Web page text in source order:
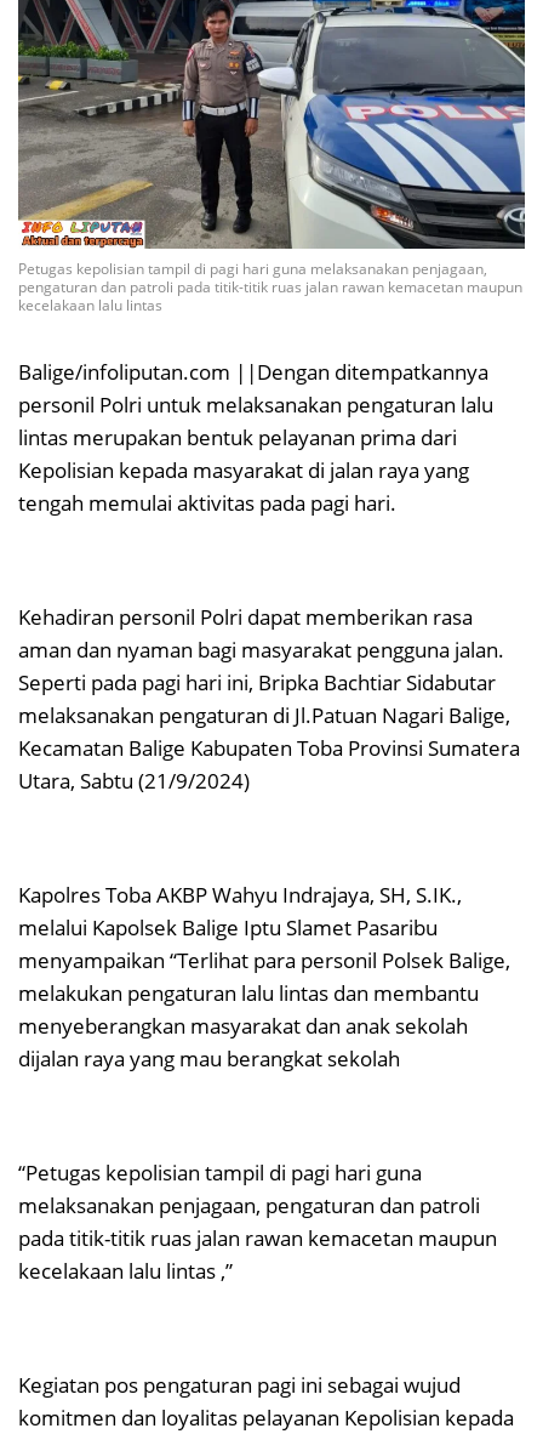
Petugas kepolisian tampil di pagi hari guna melaksanakan penjagaan,
pengaturan dan patroli pada titik-titik ruas jalan rawan kemacetan maupun
kecelakaan lalu lintas
Balige/infoliputan.com ||Dengan ditempatkannya
personil Polri untuk melaksanakan pengaturan lalu
lintas merupakan bentuk pelayanan prima dari
Kepolisian kepada masyarakat di jalan raya yang
tengah memulai aktivitas pada pagi hari.
Kehadiran personil Polri dapat memberikan rasa
aman dan nyaman bagi masyarakat pengguna jalan.
Seperti pada pagi hari ini, Bripka Bachtiar Sidabutar
melaksanakan pengaturan di Jl.Patuan Nagari Balige,
Kecamatan Balige Kabupaten Toba Provinsi Sumatera
Utara, Sabtu (21/9/2024)
Kapolres Toba AKBP Wahyu Indrajaya, SH, S.IK.,
melalui Kapolsek Balige Iptu Slamet Pasaribu
menyampaikan “Terlihat para personil Polsek Balige,
melakukan pengaturan lalu lintas dan membantu
menyeberangkan masyarakat dan anak sekolah
dijalan raya yang mau berangkat sekolah
“Petugas kepolisian tampil di pagi hari guna
melaksanakan penjagaan, pengaturan dan patroli
pada titik-titik ruas jalan rawan kemacetan maupun
kecelakaan lalu lintas ,”
Kegiatan pos pengaturan pagi ini sebagai wujud
komitmen dan loyalitas pelayanan Kepolisian kepada